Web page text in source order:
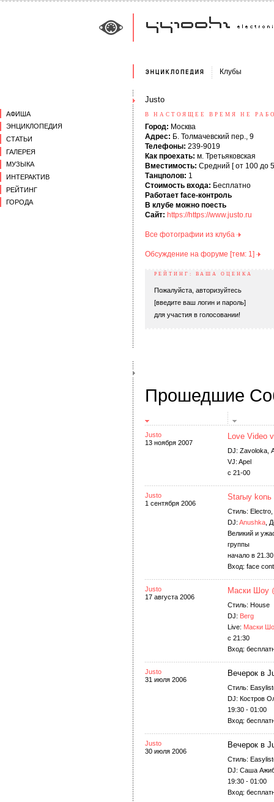
АФИША
ЭНЦИКЛОПЕДИЯ
СТАТЬИ
ГАЛЕРЕЯ
МУЗЫКА
ИНТЕРАКТИВ
РЕЙТИНГ
ГОРОДА
Клубы
Justo
В НАСТОЯЩЕЕ ВРЕМЯ НЕ
Город: Москва
Адрес: Б. Толмачевский пер., 9
Телефоны: 239-9019
Как проехать: м. Третьяковская
Вместимость: Средний [ от 100 до
Танцполов: 1
Стоимость входа: Бесплатно
Работает face-контроль
В клубе можно поесть
Сайт: https://https://www.justo.ru
Все фотографии из клуба
Обсуждение на форуме [тем: 1]
РЕЙТИНГ: ВАША ОЦЕНКА
Пожалуйста, авторизуйтесь
[введите ваш логин и пароль]
для участия в голосовании!
Прошедшие
Justo
13 ноября 2007
Love Video
DJ: Zavoloka,
VJ: Apel
с 21-00
Justo
1 сентября 2006
Starыy konь
Стиль:
DJ: Anushka ,
Великий и
группы
начало в 21.30
Вход: face
Justo
17 августа 2006
Маски Шоу
Стиль: House
DJ: Berg
Live: Маски
с 21:30
Вход:
Justo
31 июля 2006
Вечерок в
Стиль:
DJ: Костров
19:30 - 01:00
Вход:
Justo
30 июля 2006
Вечерок в
Стиль:
DJ: Саша
19:30 - 01:00
Вход: